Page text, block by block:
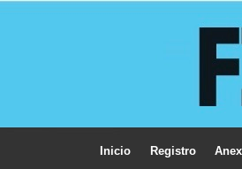
Inicio Registro